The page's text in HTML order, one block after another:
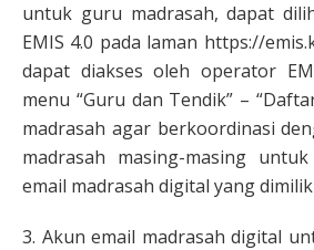
untuk guru madrasah, dapat
EMIS 4.0 pada laman https://
dapat diakses oleh operator
menu “Guru dan Tendik” –
madrasah agar berkoordinasi
madrasah masing-masing
email madrasah digital yang
3. Akun email madrasah digital